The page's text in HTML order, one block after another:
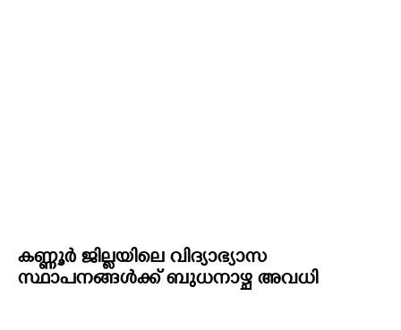
കണ്ണൂർ ജില്ലയിലെ വിദ്യാഭ്യാസ
സ്ഥാപനങ്ങൾക്ക് ബുധനാഴ്ച അവധി